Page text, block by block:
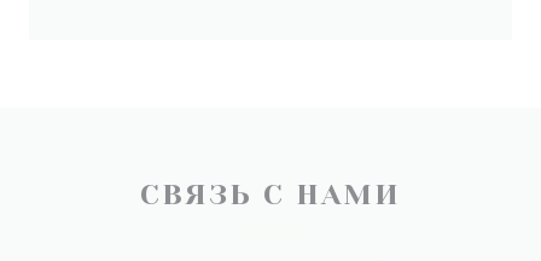
СВЯЗЬ С НАМИ